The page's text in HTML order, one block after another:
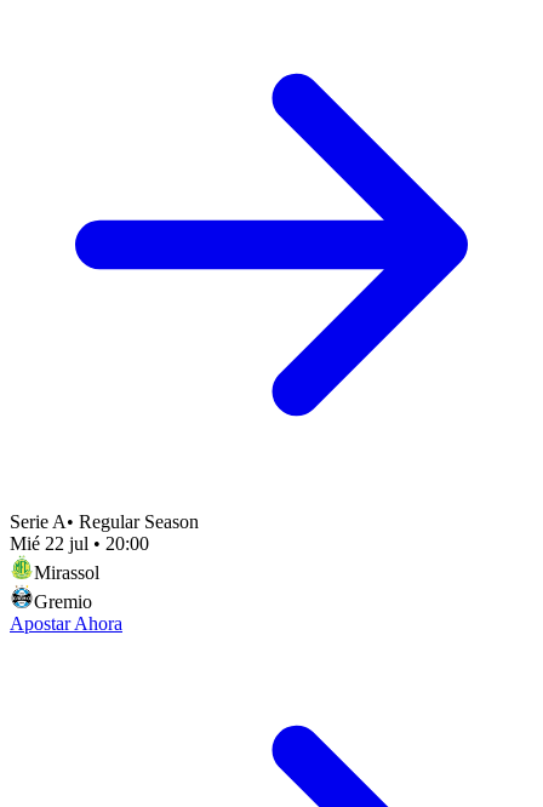
Serie A• Regular Season
Mié 22 jul • 20:00
Mirassol
Gremio
Apostar Ahora